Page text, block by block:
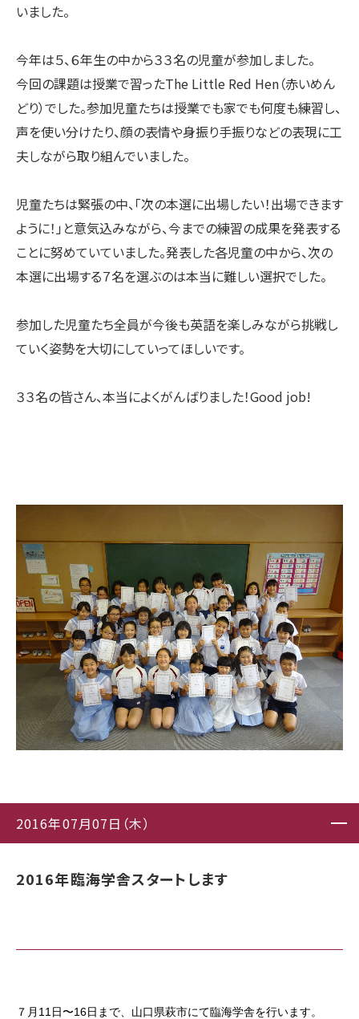
いました。
今年は５、６年生の中から３３名の児童が参加しました。
今回の課題は授業で習ったThe Little Red Hen（赤いめん
どり）でした。参加児童たちは授業でも家でも何度も練習し、
声を使い分けたり、顔の表情や身振り手振りなどの表現に工
夫しながら取り組んでいました。
児童たちは緊張の中、「次の本選に出場したい！出場できます
ように！」と意気込みながら、今までの練習の成果を発表する
ことに努めていていました。発表した各児童の中から、次の
本選に出場する７名を選ぶのは本当に難しい選択でした。
参加した児童たち全員が今後も英語を楽しみながら挑戦し
ていく姿勢を大切にしていってほしいです。
３３名の皆さん、本当によくがんばりました！Good job!
2016年07月07日（木）
2016年臨海学舎スタートします
７月11日〜16日まで、山口県萩市にて臨海学舎を行います。